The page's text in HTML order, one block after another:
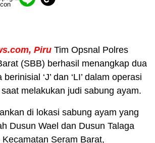
Piru Tim Opsnal Polres
(SBB) berhasil menangkap dua
‘J’ dan ‘LI’ dalam operasi
melakukan judi sabung ayam.
di lokasi sabung ayam yang
Dusun Wael dan Dusun Talaga
Seram Barat,